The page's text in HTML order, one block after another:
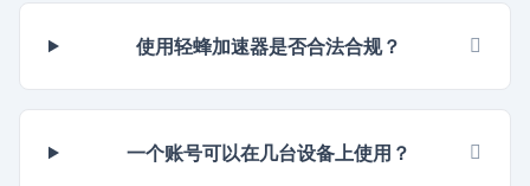
使用轻蜂加速器是否合法合规？
一个账号可以在几台设备上使用？